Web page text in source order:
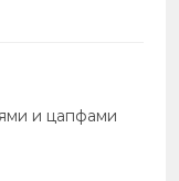
и цапфами